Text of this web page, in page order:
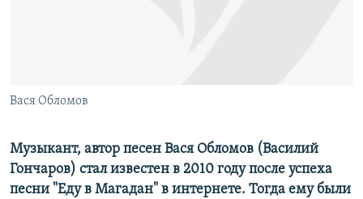
УКРАИНСКАЯ ПРОБЛЕМА КРЫМА
Вася Обломов
Музыкант, автор песен Вася Обломов (Василий
Гончаров) стал известен в 2010 году после успеха
песни "Еду в Магадан" в интернете. Тогда ему были